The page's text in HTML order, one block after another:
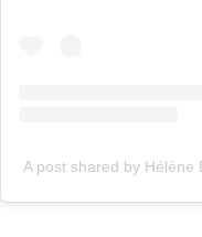
A post shared by Hélène